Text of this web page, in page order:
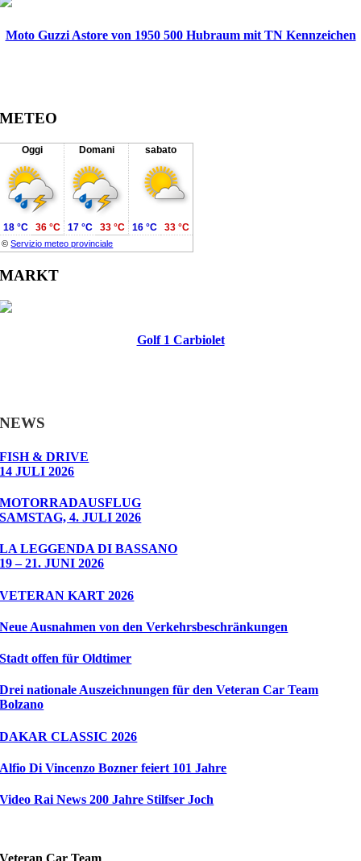
Moto Guzzi Astore von 1950 500 Hubraum mit TN Kennzeichen
METEO
Oggi Domani sabato
©Servizio meteo provinciale
18 °C 36 °C 17 °C 33 °C 16 °C 33 °C
MARKT
Golf 1 Carbiolet
NEWS
FISH & DRIVE
14 JULI 2026
MOTORRADAUSFLUG
SAMSTAG, 4. JULI 2026
LA LEGGENDA DI BASSANO
19 – 21. JUNI 2026
VETERAN KART 2026
Neue Ausnahmen von den Verkehrsbeschränkungen
Stadt offen für Oldtimer
Drei nationale Auszeichnungen für den Veteran Car Team
Bolzano
DAKAR CLASSIC 2026
Alfio Di Vincenzo Bozner feiert 101 Jahre
Video Rai News 200 Jahre Stilfser Joch